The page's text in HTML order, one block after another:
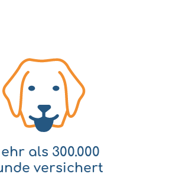
als 300.000
versichert